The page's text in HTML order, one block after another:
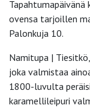
Tapahtumapäivänä
ovensa tarjoillen
Palonkuja 10.
Namitupa |
joka valmistaa
1800-luvulta
karamellileipuri